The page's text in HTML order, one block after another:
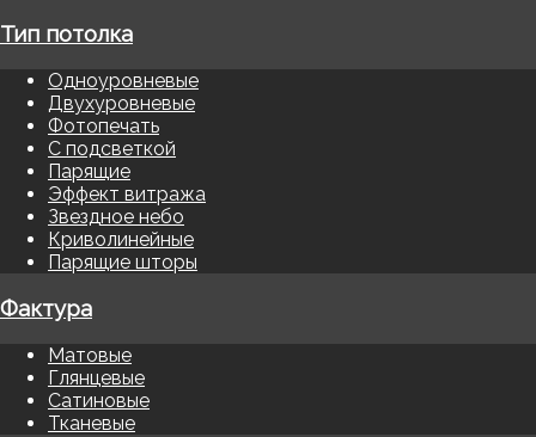
Тип потолка
Одноуровневые
Двухуровневые
Фотопечать
С подсветкой
Парящие
Эффект витража
Звездное небо
Криволинейные
Парящие шторы
Фактура
Матовые
Глянцевые
Сатиновые
Тканевые